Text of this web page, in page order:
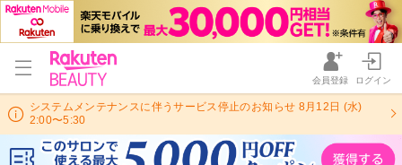
会員登録 ログイン
システムメンテナンスに伴うサービス停止のお知らせ 8月12日 (水)
2:00〜5:30